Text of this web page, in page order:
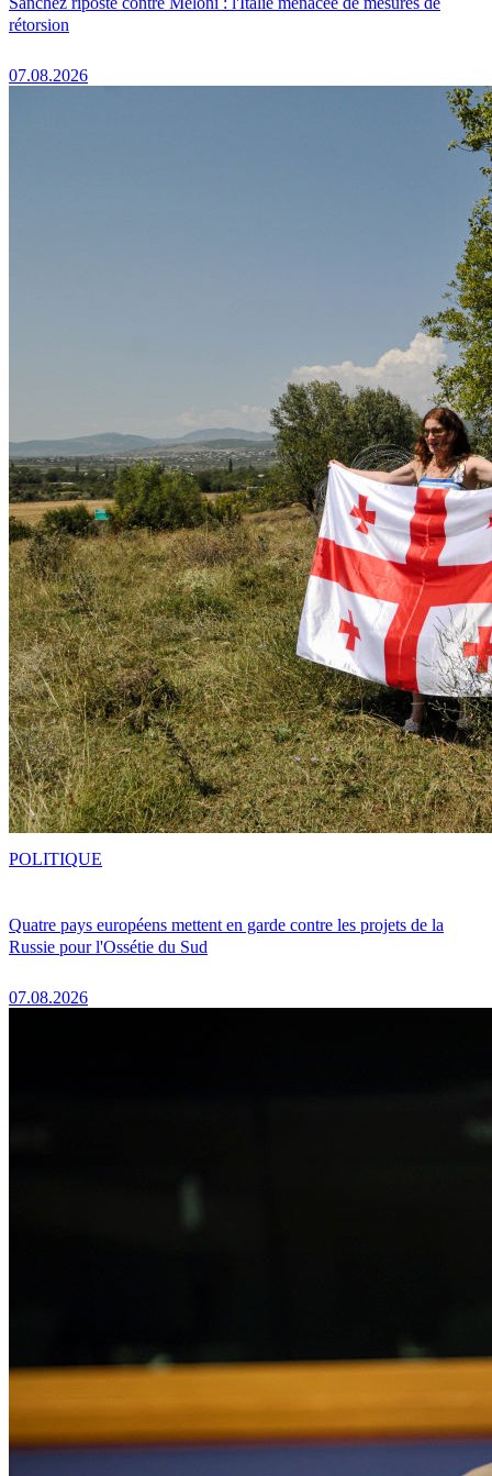
rétorsion
07.08.2026
Quatre pays européens mettent en garde contre les projets de la
Russie pour l'Ossétie du Sud
07.08.2026
POLITIQUE